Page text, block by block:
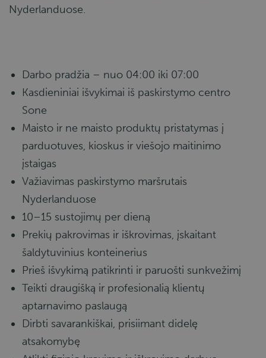
Nyderlanduose.
Darbo pradžia – nuo 04:00 iki 07:00
Kasdieniniai išvykimai iš paskirstymo centro
Sone
Maisto ir ne maisto produktų pristatymas į
parduotuves, kioskus ir viešojo maitinimo
įstaigas
Važiavimas paskirstymo maršrutais
Nyderlanduose
10–15 sustojimų per dieną
Prekių pakrovimas ir iškrovimas, įskaitant
šaldytuvinius konteinerius
Prieš išvykimą patikrinti ir paruošti sunkvežimį
Teikti draugišką ir profesionalią klientų
aptarnavimo paslaugą
Dirbti savarankiškai, prisiimant didelę
atsakomybę